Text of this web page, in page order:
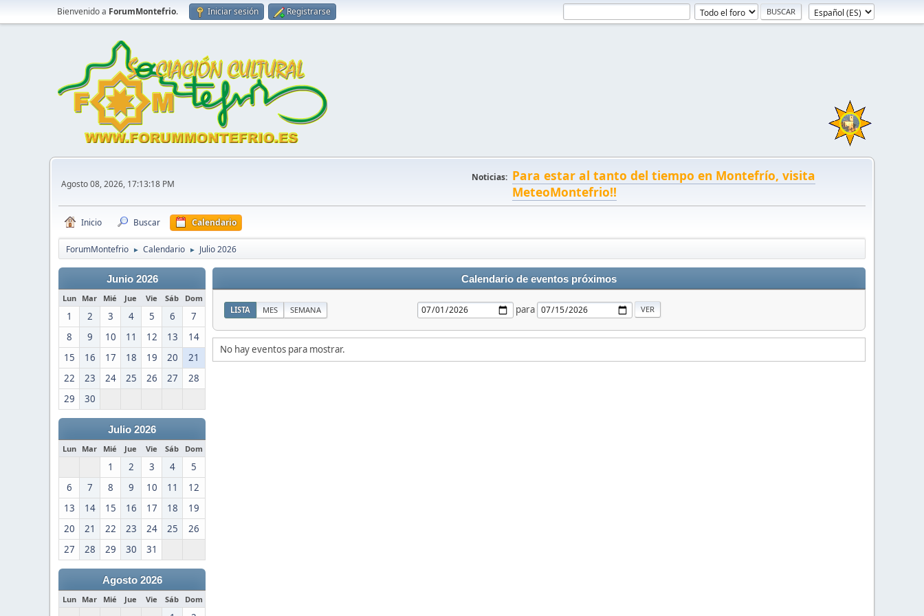
Bienvenido a ForumMontefrio. Iniciar sesión Registrarse
Agosto 08, 2026, 17:13:18 PM
Noticias: Para estar al tanto del tiempo en Montefrío, visita
MeteoMontefrio!!
Inicio Buscar Calendario
ForumMontefrio ► Calendario ► Julio 2026
Junio 2026
Lun Mar Mié Jue Vie Sáb Dom
1 2 3 4 5 6
7
8
9 10 11 12 13
14
15
16 17 18 19 20
21
22
23 24 25 26 27
28
29
30
Julio 2026
Lun Mar Mié Jue Vie Sáb Dom
1 2 3 4
5
6
7 8 9 10 11
12
13
14 15 16 17 18
19
20
21 22 23 24 25
26
27
28 29 30 31
Agosto 2026
Lun Mar Mié Jue Vie Sáb Dom
Calendario de eventos próximos
LISTA MES SEMANA para
No hay eventos para mostrar.